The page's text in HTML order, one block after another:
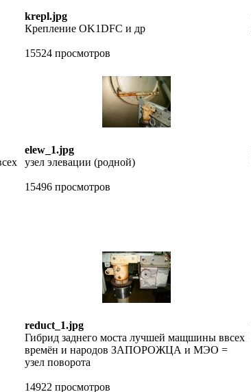
krepl.jpg
Крепление OK1DFC и др
15524 просмотров
elew_1.jpg
узел элевации (родной)
15496 просмотров
reduct_1.jpg
Гибрид заднего моста лучшей мащшины ввсех
времён и народов ЗАПОРОЖЦА и МЭО =
узел поворота
14922 просмотров